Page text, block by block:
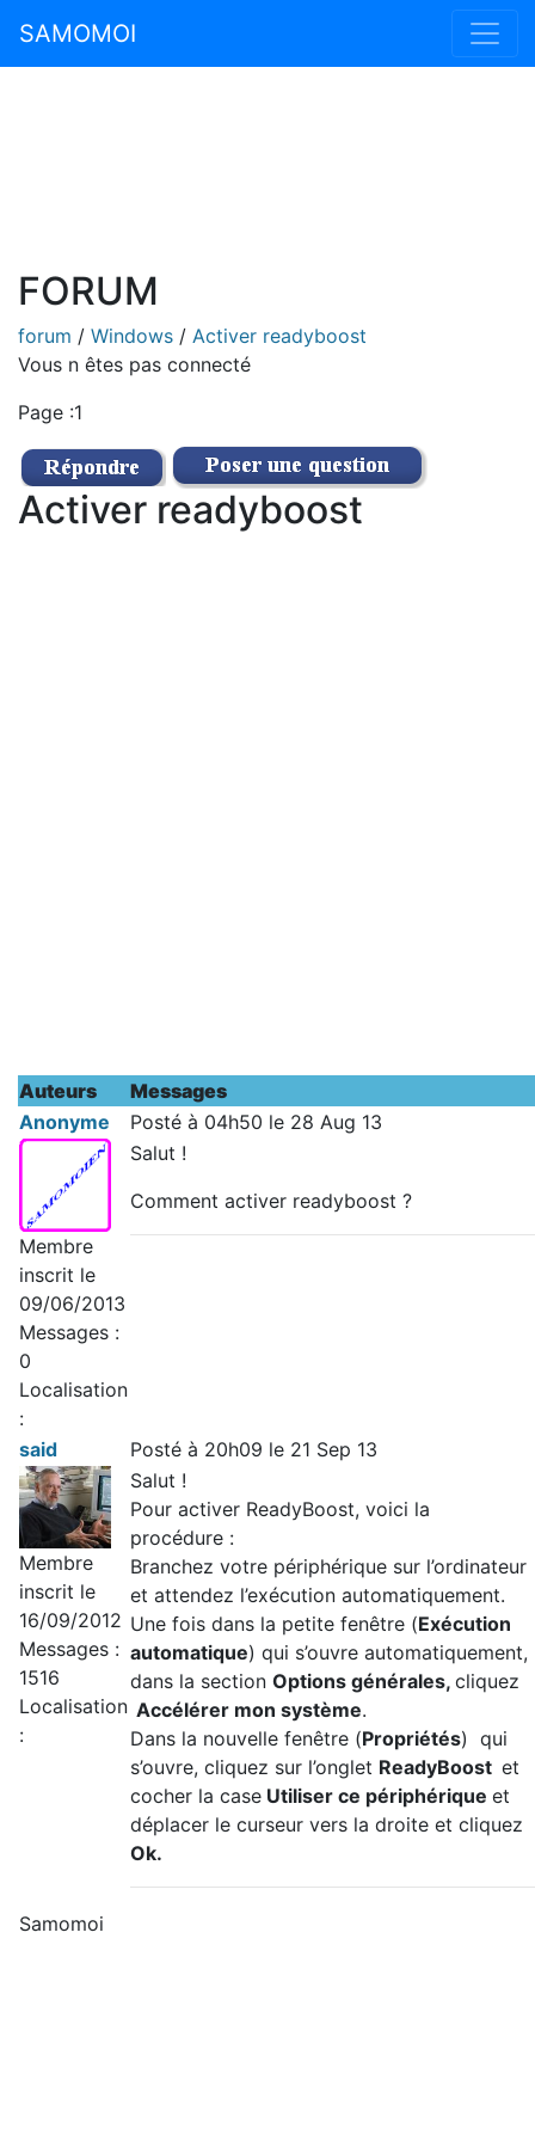
SAMOMOI
FORUM
forum / Windows / Activer readyboost
Vous n êtes pas connecté
Page :1
Activer readyboost
Auteurs
Messages
Anonyme
Posté à 04h50 le 28 Aug 13
Membre
inscrit le
09/06/2013
Messages :
0
Localisation
:
Salut !
Comment activer readyboost ?
said Posté à 20h09 le 21 Sep 13
Membre
inscrit le
16/09/2012
Messages :
1516
Localisation
:
Salut !
Pour activer ReadyBoost, voici la
procédure :
Branchez votre périphérique sur l’ordinateur
et attendez l’exécution automatiquement.
Une fois dans la petite fenêtre (Exécution
automatique) qui s’ouvre automatiquement,
dans la section Options générales, cliquez
Accélérer mon système.
Dans la nouvelle fenêtre (Propriétés) qui
s’ouvre, cliquez sur l’onglet ReadyBoost et
cocher la case Utiliser ce périphérique et
déplacer le curseur vers la droite et cliquez
Ok.
Samomoi